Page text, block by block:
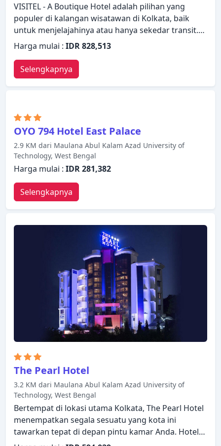
VISITEL - A Boutique Hotel adalah pilihan yang
populer di kalangan wisatawan di Kolkata, baik
untuk menjelajahinya atau hanya sekedar transit.
Properti ini memiliki berbagai fasilitas yang
membuat pengalaman menginap Anda
menyenangkan. Layanan kamar 24 jam, WiFi gratis
di semua kamar, satpam 24 jam, layanan
kebersihan harian, akses mudah untuk kursi roda
kamar dirancang dan didekorasi untuk membuat
tamu merasa seperti di rumah dan beberapa
kamar dilengkapi dengan televisi layar datar, toilet
tambahan, minuman selamat datang gratis,
cermin, sandal. Properti ini menawarkan berbagai
pilihan fasilitas rekreasi. VISITEL - A Boutique Hotel
adalah pilihan yang sangat baik untuk menjelajahi
Kolkata atau untuk sekadar bersantai dan
menyegarkan diri.
Harga mulai : IDR 828,513
Selengkapnya
OYO 794 Hotel East Palace
2.9 KM dari Maulana Abul Kalam Azad University of
Technology, West Bengal
Harga mulai : IDR 281,382
Selengkapnya
The Pearl Hotel
3.2 KM dari Maulana Abul Kalam Azad University of
Technology, West Bengal
Bertempat di lokasi utama Kolkata, The Pearl Hotel
menempatkan segala sesuatu yang kota ini
tawarkan tepat di depan pintu kamar Anda. Hotel
ini menawarkan berbagai fasilitas untuk